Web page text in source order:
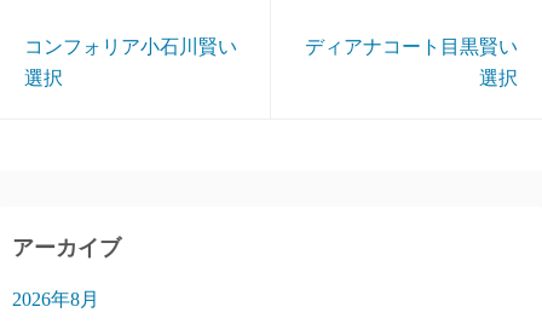
コンフォリア小石川賢い
選択
ディアナコート目黒賢い
選択
アーカイブ
2026年8月